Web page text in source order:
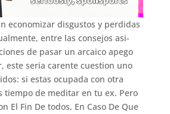
economizar disgustos y perdidas
entre las consejos asi­
de pasar un arcaico apego
este seri­a carente cuestion uno
si estas ocupada con otra
tiempo de meditar en tu ex. Pero
El Fin De todos, En Caso De Que